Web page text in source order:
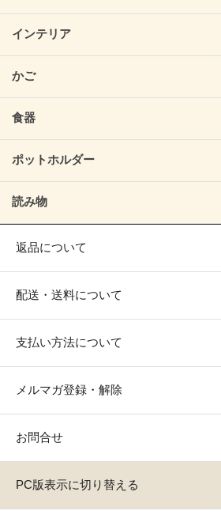
インテリア
かご
食器
ポットホルダー
読み物
返品について
配送・送料について
支払い方法について
メルマガ登録・解除
お問合せ
PC版表示に切り替える